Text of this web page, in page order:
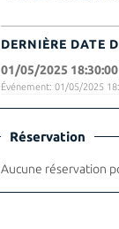
DERNIÈRE DATE
01/05/2025 18:30:00
Événement: 01/05/2025
Réservation
Aucune réservation